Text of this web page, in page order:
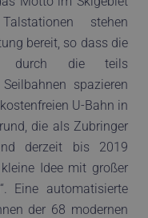
stehen
bereit, so dass die
durch die teils
spazieren
U-Bahn in
die als Zubringer
derzeit bis 2019
Idee mit großer
Eine automatisierte
der 68 modernen